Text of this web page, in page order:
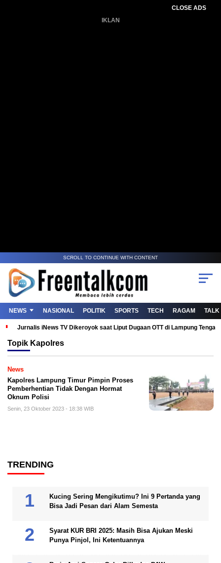
CLOSE ADS
IKLAN
SCROLL TO CONTINUE WITH CONTENT
NEWS NASIONAL POLITIK SPORTS TECH RAGAM TALK
Jurnalis iNews TV Dikeroyok saat Liput Dugaan OTT di Lampung
Topik Kapolres
News
Kapolres Lampung Timur Pimpin Proses
Pemberhentian Tidak Dengan Hormat
Oknum Polisi
Senin, 23 Oktober 2023 - 18:38 WIB
TRENDING
Kucing Sering Mengikutimu? Ini 9 Pertanda yang
Bisa Jadi Pesan dari Alam Semesta
Syarat KUR BRI 2025: Masih Bisa Ajukan Meski
Punya Pinjol, Ini Ketentuannya